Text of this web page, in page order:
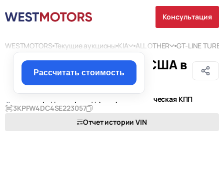
Консультация
WESTMOTORS Текущие аукционы KIA ALL OTHER GT-LINE
KIA ALL OTHER 2025 из США в
Чехию
Автоматическая КПП
3KPFW4DC4SE223057
Отчет истории VIN
Рассчитать стоимость